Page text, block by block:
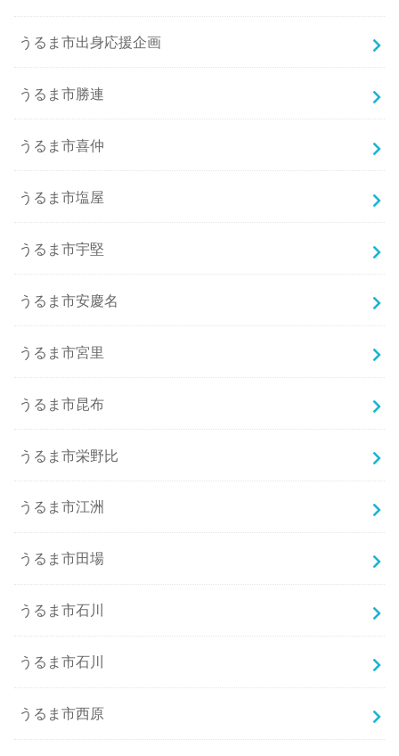
うるま市出身応援企画
うるま市勝連
うるま市喜仲
うるま市塩屋
うるま市宇堅
うるま市安慶名
うるま市宮里
うるま市昆布
うるま市栄野比
うるま市江洲
うるま市田場
うるま市石川
うるま市石川
うるま市西原